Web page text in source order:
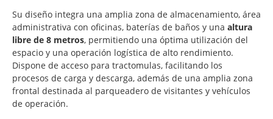
Su diseño integra una amplia zona de almacenamiento, área
administrativa con oficinas, baterías de baños y una altura
libre de 8 metros, permitiendo una óptima utilización del
espacio y una operación logística de alto rendimiento.
Dispone de acceso para tractomulas, facilitando los
procesos de carga y descarga, además de una amplia zona
frontal destinada al parqueadero de visitantes y vehículos
de operación.